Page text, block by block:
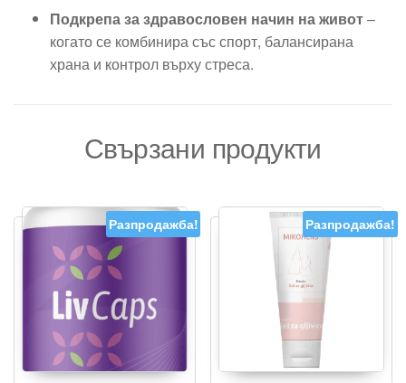
Подкрепа за здравословен начин на живот–
когато се комбинира със спорт, балансирана
храна и контрол върху стреса.
Свързани продукти
Разпродажба! Разпродажба!